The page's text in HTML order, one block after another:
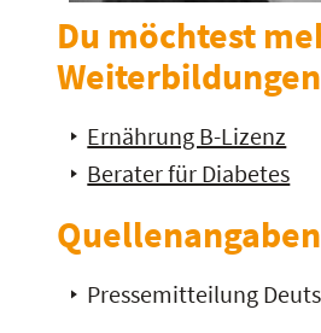
Du möchtest
Ernährung B-Lizenz
Berater für Diabetes
Pressemitteilung